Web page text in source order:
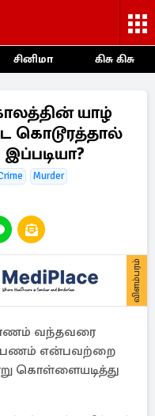
சினிமா கிசு கிசு
யாழ்
கொடூரத்தால்
Murder
விளம்பரம்
வந்தவரை
பணம் என்பவற்றை
கொள்ளையடித்து